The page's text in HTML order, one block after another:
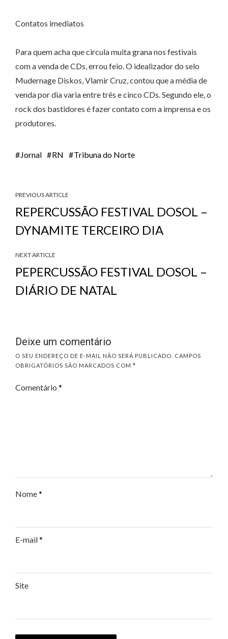
Contatos imediatos
Para quem acha que circula muita grana nos festivais
com a venda de CDs, errou feio. O idealizador do selo
Mudernage Diskos, Vlamir Cruz, contou que a média de
venda por dia varia entre três e cinco CDs. Segundo ele, o
rock dos bastidores é fazer contato com a imprensa e os
produtores.
Jornal RN Tribuna do Norte
PREVIOUS ARTICLE
REPERCUSSÃO FESTIVAL DOSOL –
DYNAMITE TERCEIRO DIA
NEXT ARTICLE
PEPERCUSSÃO FESTIVAL DOSOL –
DIÁRIO DE NATAL
Deixe um comentário
O SEU ENDEREÇO DE E-MAIL NÃO SERÁ PUBLICADO.
CAMPOS
OBRIGATÓRIOS SÃO MARCADOS COM *
Comentário *
Nome*
E-mail*
Site